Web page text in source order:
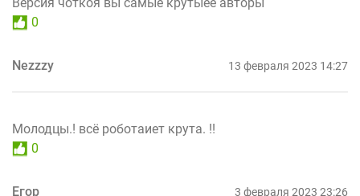
0
Nezzzy 13 февраля 2023 14:27
Молодцы.! всё роботаиет крута. !!
0
Егор 3 февраля 2023 23:26